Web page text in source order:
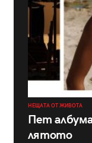
НЕЩАТА ОТ ЖИВОТА
Пет
лятото